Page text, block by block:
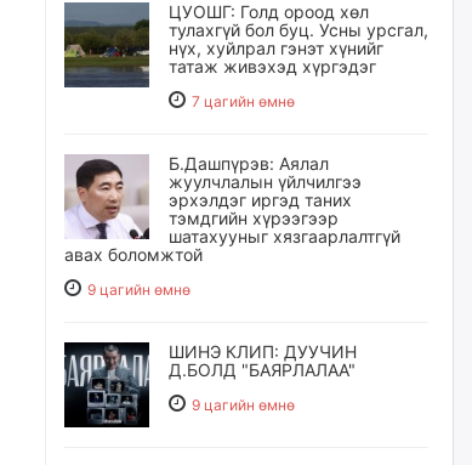
ЦУОШГ: Голд ороод хөл
тулахгүй бол буц. Усны урсгал,
нүх, хуйлрал гэнэт хүнийг
татаж живэхэд хүргэдэг
7 цагийн өмнө
Б.Дашпүрэв: Аялал
жуулчлалын үйлчилгээ
эрхэлдэг иргэд таних
тэмдгийн хүрээгээр
шатахууныг хязгаарлалтгүй
авах боломжтой
9 цагийн өмнө
ШИНЭ КЛИП: ДУУЧИН
Д.БОЛД "БАЯРЛАЛАА"
9 цагийн өмнө